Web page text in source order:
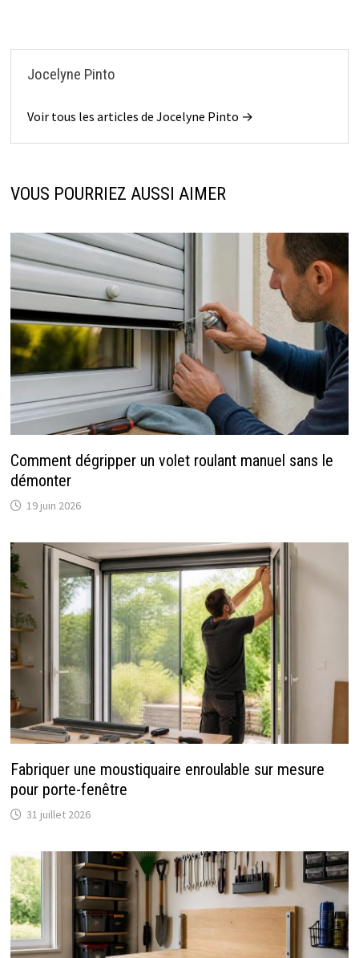
Jocelyne Pinto
Voir tous les articles de Jocelyne Pinto →
VOUS POURRIEZ AUSSI AIMER
Comment dégripper un volet roulant manuel sans le
démonter
19 juin 2026
Fabriquer une moustiquaire enroulable sur mesure
pour porte-fenêtre
31 juillet 2026